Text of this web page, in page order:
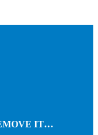
IT…